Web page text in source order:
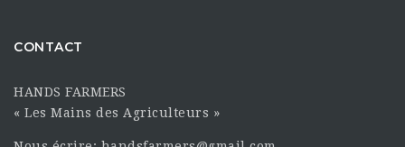
CONTACT
HANDS FARMERS
« Les Mains des Agriculteurs »